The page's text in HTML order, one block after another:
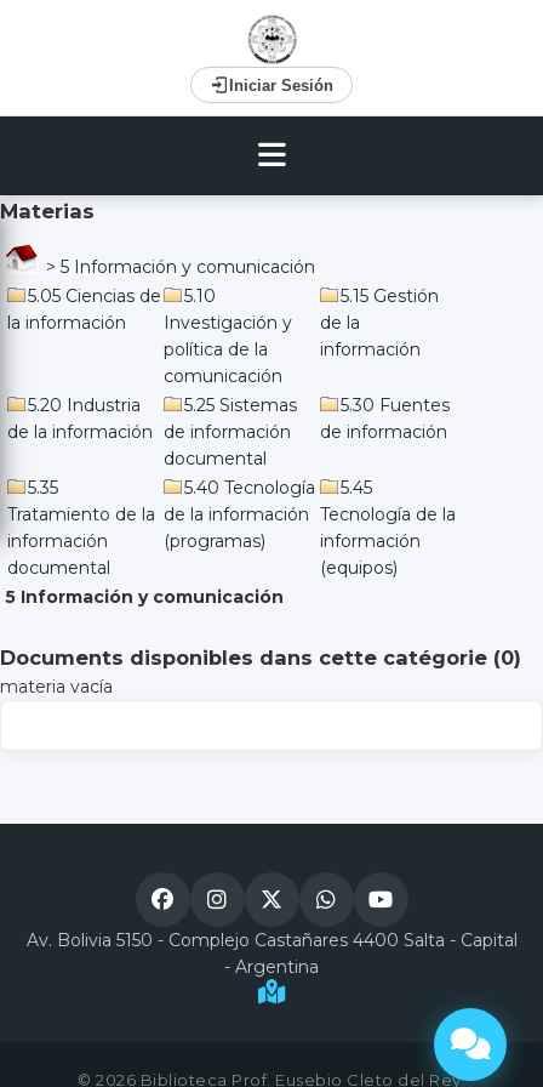
Iniciar Sesión
Materias
> 5 Información y comunicación
5.05 Ciencias de
la información
5.10
Investigación y
política de la
comunicación
5.15 Gestión
de la
información
5.20 Industria
de la información
5.25 Sistemas
de información
documental
5.30 Fuentes
de información
5.35
Tratamiento de la
información
documental
5.40 Tecnología
de la información
(programas)
5.45
Tecnología de la
información
(equipos)
5 Información y comunicación
Documents disponibles dans cette catégorie (0)
materia vacía
Av. Bolivia 5150 - Complejo Castañares 4400 Salta - Capital
- Argentina
© 2026 Biblioteca Prof. Eusebio Cleto del Rey.